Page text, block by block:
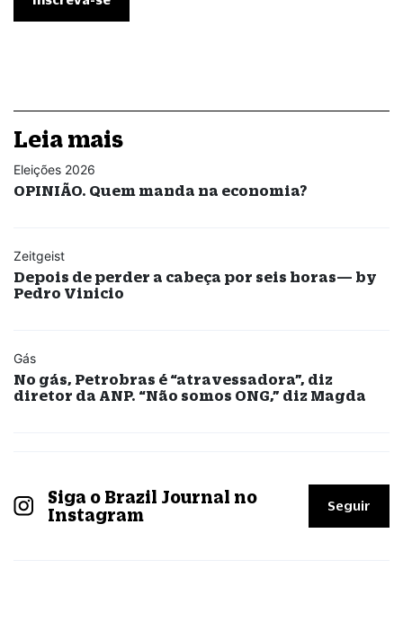
Leia mais
Eleições 2026
OPINIÃO. Quem manda na economia?
Zeitgeist
Depois de perder a cabeça por seis horas— by
Pedro Vinicio
Gás
No gás, Petrobras é “atravessadora”, diz
diretor da ANP. “Não somos ONG,” diz Magda
Siga o Brazil Journal no
Instagram
Seguir